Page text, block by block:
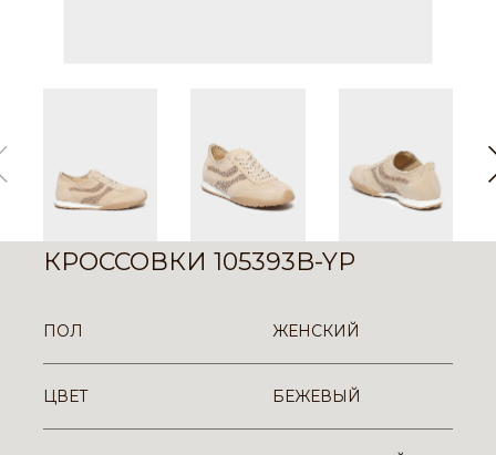
КРОССОВКИ 105393B-YP
ПОЛ ЖЕНСКИЙ
ЦВЕТ БЕЖЕВЫЙ